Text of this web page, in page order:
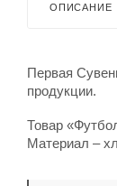
ОПИСАНИЕ
Первая
продукции.
Товар
Материал –